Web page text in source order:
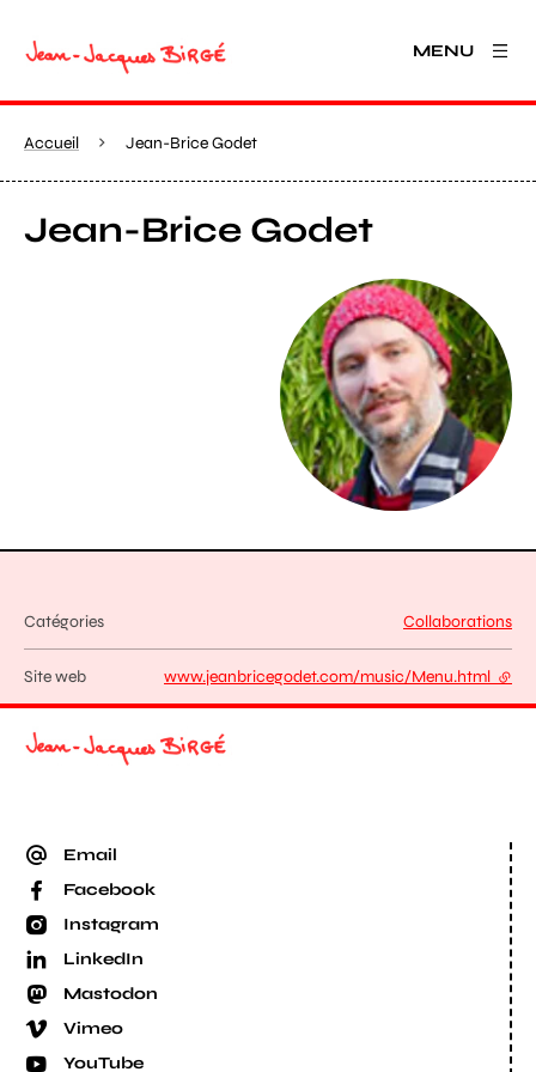
MENU
Accueil Jean-Brice Godet
Jean-Brice Godet
Agrandir
Catégories Collaborations
Site web www.jeanbricegodet.com/music/Menu.html -
Email
Facebook
Instagram
LinkedIn
Mastodon
Vimeo
YouTube